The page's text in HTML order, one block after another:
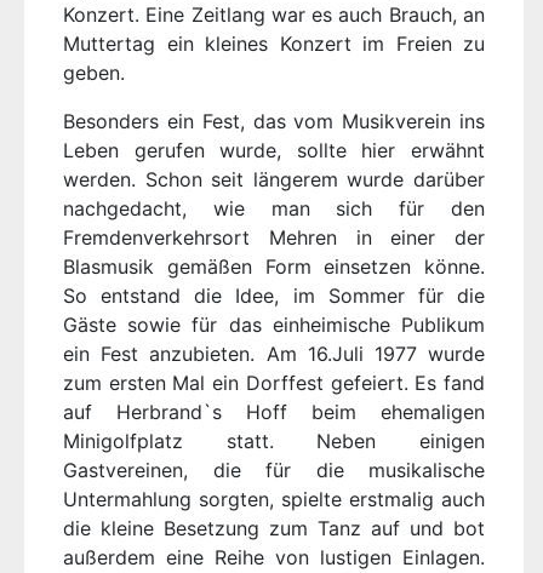
Konzert. Eine Zeitlang war es auch Brauch, an
Muttertag ein kleines Konzert im Freien zu
geben.
Besonders ein Fest, das vom Musikverein ins
Leben gerufen wurde, sollte hier erwähnt
werden. Schon seit längerem wurde darüber
nachgedacht, wie man sich für den
Fremdenverkehrsort Mehren in einer der
Blasmusik gemäßen Form einsetzen könne.
So entstand die Idee, im Sommer für die
Gäste sowie für das einheimische Publikum
ein Fest anzubieten. Am 16.Juli 1977 wurde
zum ersten Mal ein Dorffest gefeiert. Es fand
auf Herbrand`s Hoff beim ehemaligen
Minigolfplatz statt. Neben einigen
Gastvereinen, die für die musikalische
Untermahlung sorgten, spielte erstmalig auch
die kleine Besetzung zum Tanz auf und bot
außerdem eine Reihe von lustigen Einlagen.